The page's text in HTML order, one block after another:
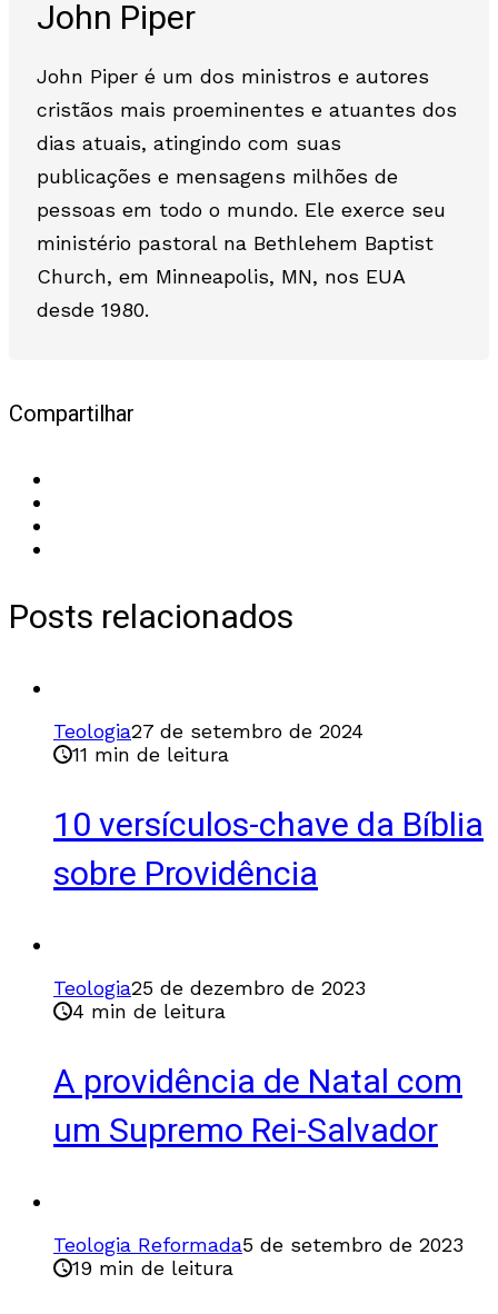
John Piper
John Piper é um dos ministros e autores
cristãos mais proeminentes e atuantes dos
dias atuais, atingindo com suas
publicações e mensagens milhões de
pessoas em todo o mundo. Ele exerce seu
ministério pastoral na Bethlehem Baptist
Church, em Minneapolis, MN, nos EUA
desde 1980.
Compartilhar
Posts relacionados
Teologia27 de setembro de 2024
11 min de leitura
10 versículos-chave da Bíblia
sobre Providência
Teologia25 de dezembro de 2023
4 min de leitura
A providência de Natal com
um Supremo Rei-Salvador
Teologia Reformada5 de setembro de 2023
19 min de leitura